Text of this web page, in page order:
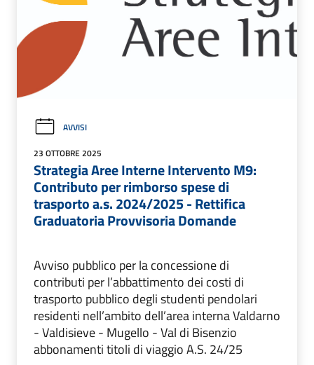
AVVISI
23 OTTOBRE 2025
Strategia Aree Interne Intervento M9:
Contributo per rimborso spese di
trasporto a.s. 2024/2025 - Rettifica
Graduatoria Provvisoria Domande
Avviso pubblico per la concessione di
contributi per l’abbattimento dei costi di
trasporto pubblico degli studenti pendolari
residenti nell’ambito dell’area interna Valdarno
- Valdisieve - Mugello - Val di Bisenzio
abbonamenti titoli di viaggio A.S. 24/25